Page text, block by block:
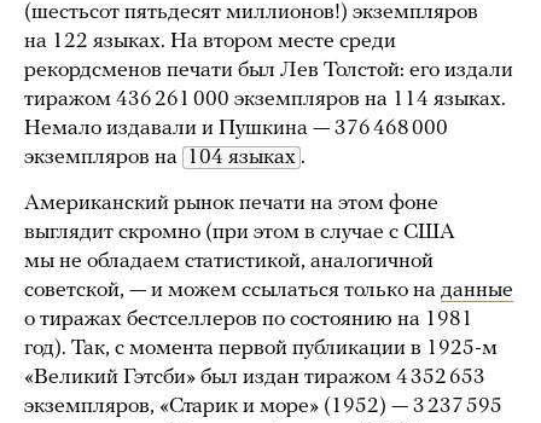
(шестьсот пятьдесят миллионов!) экземпляров
на 122 языках. На втором месте среди
рекордсменов печати был Лев Толстой: его издали
тиражом 436 261 000 экземпляров на 114 языках.
Немало издавали и Пушкина — 376 468 000
экземпляров на
104 языках .
Американский рынок печати на этом фоне
выглядит скромно (при этом в случае с США
мы не обладаем статистикой, аналогичной
советской, — и можем ссылаться только на данные
о тиражах бестселлеров по состоянию на 1981
год). Так, с момента первой публикации в 1925-м
«Великий Гэтсби» был издан тиражом 4 352 653
экземпляров, «Старик и море» (1952) — 3 237 595